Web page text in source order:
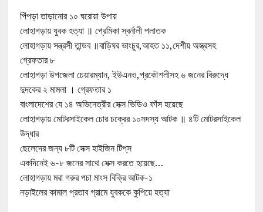
পিঁপড়া তাড়ানোর ১০ ঘরোয়া উপায়
লোহাগড়ায় যুবক হত্যা ॥ প্রেমিকা স্বর্নালী পলাতক
লোহাগড়ায় সন্ত্রসী তান্ডব ॥বাড়িঘর ভাংচুর,আহত ১১,দেশীয় অস্ত্রসহ
গ্রেফতার ৮
লোহাগড়া উপজেলা চেয়ারম্যান, ইউএনও,প্রকৌশলীসহ ৬ জনের বিরুদ্ধে
দুদকের ২ মামলা । গ্রেফতার ১
বাংলাদেশের যে ১৪ অভিনেত্রীর সেক্স ভিডিও ফাঁস হয়েছে
লোহাগড়ায় মোটরসাইকেল চোর চক্রের ১০সদস্য আটক ॥ ৪টি মোটরসাইকেল
উদ্ধার
ছেলেদের জন্য ৮টি সেক্স হাইজিন টিপ্‌স
একদিনেই ৬-৮ জনের সাথে সেক্স করতে হয়েছে…
লোহাগড়ায় মরা গরুর পচা মাংস বিক্রি আটক-১
নড়াইলের কামাল প্রতাব গ্রামে যুবককে কুপিয়ে হত্যা